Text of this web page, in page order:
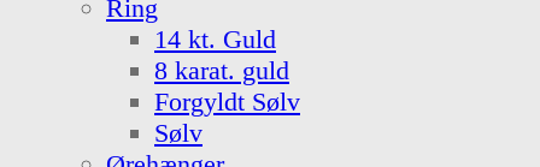
Ring
14 kt. Guld
8 karat. guld
Forgyldt Sølv
Sølv